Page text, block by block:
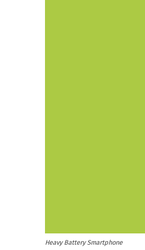
Heavy Battery Smartphone